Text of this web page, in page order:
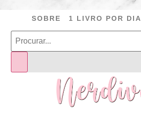
SOBRE 1 LIVRO POR DIA